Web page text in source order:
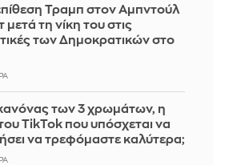
Τραμπ στον Αμπντούλ
μετά τη νίκη του στις
των Δημοκρατικών στο
κανόνας των 3 χρωμάτων, η
TikTok που υπόσχεται να
να τρεφόμαστε καλύτερα;